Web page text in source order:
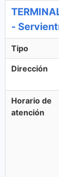
-
Tipo
Dirección
Horario de
atención